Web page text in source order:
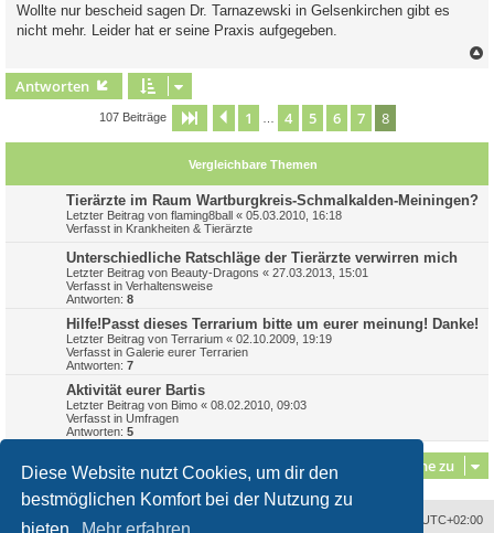
Diese Website nutzt Cookies, um dir den
bestmöglichen Komfort bei der Nutzung zu
t
r
Wollte nur bescheid sagen Dr. Tarnazewski in Gelsenkirchen gibt es
nicht mehr. Leider hat er seine Praxis aufgegeben.
e
Antworten
107 Beiträge Seite von 8
Vorherige
1 4 5 6 7 8
Vergleichbare Themen
Tierärzte im Raum Wartburgkreis-Schmalkalden-Meiningen?
Letzter Beitrag von flaming8ball « 05.03.2010, 16:18
Verfasst in Krankheiten & Tierärzte
Unterschiedliche Ratschläge der Tierärzte verwirren mich
Letzter Beitrag von Beauty-Dragons « 27.03.2013, 15:01
Verfasst in Verhaltensweise
Antworten: 8
Hilfe!Passt dieses Terrarium bitte um eurer meinung! Danke!
Letzter Beitrag von Terrarium « 02.10.2009, 19:19
Verfasst in Galerie eurer Terrarien
Antworten: 7
Aktivität eurer Bartis
Letzter Beitrag von Bimo « 08.02.2010, 09:03
Verfasst in Umfragen
Antworten: 5
Gehe zu
UTC+02:00